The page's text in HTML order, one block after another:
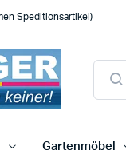
Speditionsartikel)
Gartenmöbel